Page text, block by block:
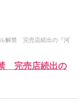
ル解禁 完売店続出の『河
完売店続出の